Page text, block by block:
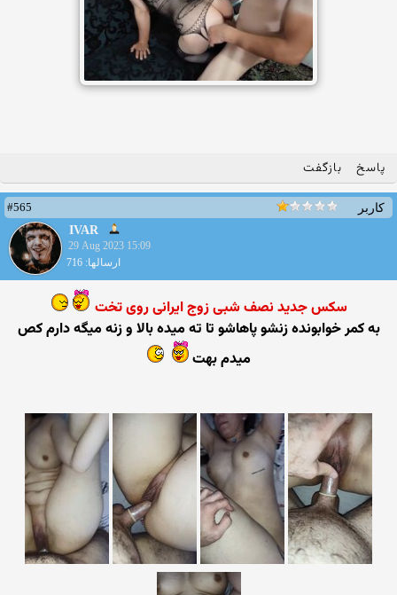
پاسخ بازگفت
کاربر
#565
IVAR
29 Aug 2023 15:09
ارسالها: 716
سکس جدید نصف شبی زوج ایرانی روی تخت
به کمر خوابونده زنشو پاهاشو تا ته میده بالا و زنه میگه دارم کص
میدم بهت